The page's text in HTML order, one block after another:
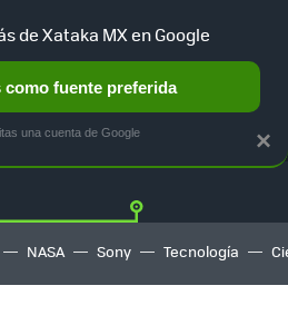
MERCADO LIBRE
NASA Sony Tecnología
×
de Xataka MX en Google
como fuente preferida
una cuenta de Google